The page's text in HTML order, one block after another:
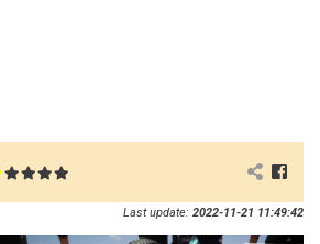
Last update: 2022-11-21 11:49:42